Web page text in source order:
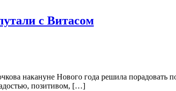
с Витасом
накануне Нового года решила порадовать
позитивом, […]